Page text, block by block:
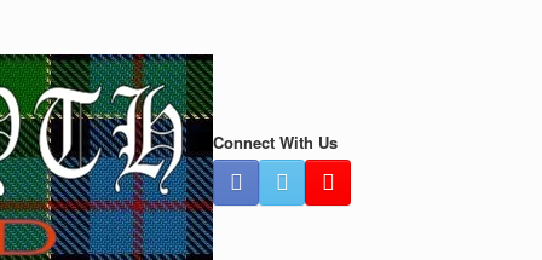
Connect With Us